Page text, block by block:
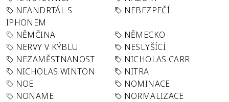
NEANDRTÁL S
IPHONEM
NEBEZPEČÍ
NĚMČINA
NĚMECKO
NERVY V KÝBLU
NESLYŠÍCÍ
NEZAMĚSTNANOST
NICHOLAS CARR
NICHOLAS WINTON
NITRA
NOE
NOMINACE
NONAME
NORMALIZACE